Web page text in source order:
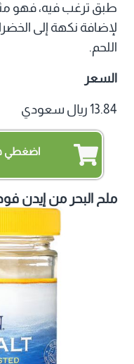
طبق ترغب فيه، فهو
لإضافة نكهة إلى
اللحم.
السعر
13.84 ريال سعودي
اضغطي
ملح البحر من إيدن